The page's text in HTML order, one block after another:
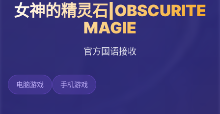
女神的精灵石|OBSCURITE
MAGIE
官方国语接收
电脑游戏 手机游戏